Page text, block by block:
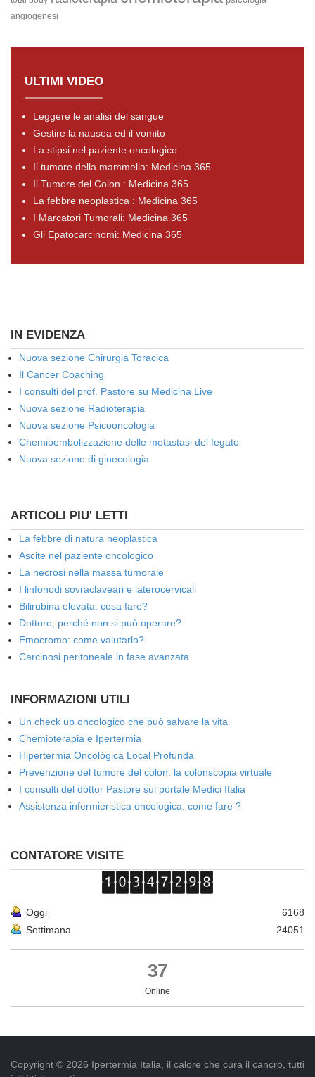
angiogenesi
ULTIMI VIDEO
Leggere le analisi del sangue
Gestire la nausea ed il vomito
La stipsi nel paziente oncologico
Il tumore della mammella: Medicina 365
Il Tumore del Colon : Medicina 365
La febbre neoplastica : Medicina 365
I Marcatori Tumorali: Medicina 365
Gli Epatocarcinomi: Medicina 365
IN EVIDENZA
Nuova sezione Chirurgia Toracica
Il Cancer Coaching
I consulti del prof. Pastore su Medicina Live
Nuova sezione Radioterapia
Nuova sezione Psicooncologia
Chemioembolizzazione delle metastasi del fegato
Nuova sezione di ginecologia
ARTICOLI PIU' LETTI
La febbre di natura neoplastica
Ascite nel paziente oncologico
La necrosi nella massa tumorale
I linfonodi sovraclaveari e laterocervicali
Bilirubina elevata: cosa fare?
Dottore, perché non si può operare?
Emocromo: come valutarlo?
Carcinosi peritoneale in fase avanzata
INFORMAZIONI UTILI
Un check up oncologico che può salvare la vita
Chemioterapia e Ipertermia
Hipertermia Oncológica Local Profunda
Prevenzione del tumore del colon: la colonscopia virtuale
I consulti del dottor Pastore sul portale Medici Italia
Assistenza infermieristica oncologica: come fare ?
CONTATORE VISITE
Oggi
6168
Settimana
24051
37
Online
Copyright © 2026 Ipertermia Italia, il calore che cura il cancro, tutti